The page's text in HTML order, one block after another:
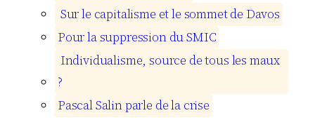
Surle capitalisme etle sommetde Davos
Pourla suppression duSMIC
Individualisme, source detous les maux
?
PascalSalinparle dela crise